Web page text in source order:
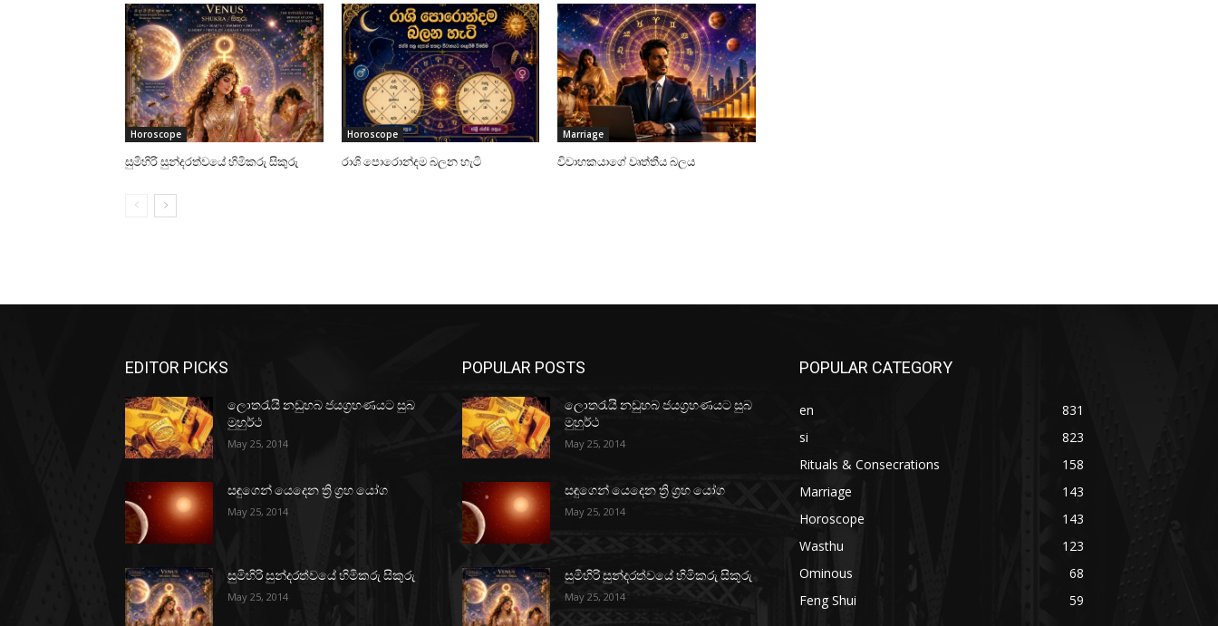
Horoscope
සුමිහිරි සුන්දරත්වයේ හිමිකරු සිකුරු
Horoscope
රාශි පොරොන්දම බලන හැටි
Marriage
විවාහකයාගේ වෘත්තීය බලය
EDITOR PICKS
ලොතරැයි නඩුහබ ජයග්‍රහණයට සුබ
මුහුර්ථ
May 25, 2014
සඳුගෙන් යෙදෙන ත්‍රි ග්‍රහ යෝග
May 25, 2014
සුමිහිරි සුන්දරත්වයේ හිමිකරු සිකුරු
May 25, 2014
POPULAR POSTS
ලොතරැයි නඩුහබ ජයග්‍රහණයට සුබ
මුහුර්ථ
May 25, 2014
සඳුගෙන් යෙදෙන ත්‍රි ග්‍රහ යෝග
May 25, 2014
සුමිහිරි සුන්දරත්වයේ හිමිකරු සිකුරු
May 25, 2014
POPULAR CATEGORY
en
831
si
823
Rituals & Consecrations
158
Marriage
143
Horoscope
143
Wasthu
123
Ominous
68
Feng Shui
59